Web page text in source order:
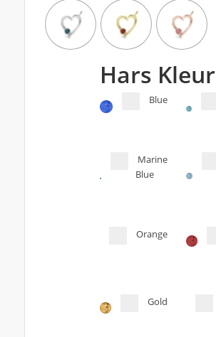
Hars Kleur
Blue
Marine
Blue
Orange
Gold